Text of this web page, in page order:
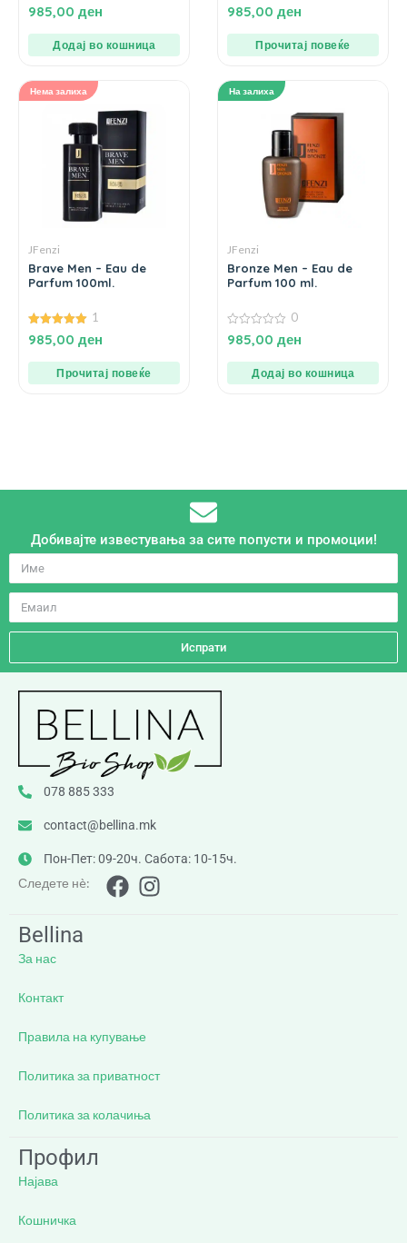
5.00
од 5
985,00 ден
Додај во кошница
0
од
985,00 ден
Прочитај повеќе
Нема залиха
JFenzi
Brave Men – Eau de
Parfum 100ml.
5.00
од 5
1
985,00 ден
Прочитај повеќе
На залиха
JFenzi
Bronze Men – Eau de
Parfum 100 ml.
0
од
0
985,00 ден
Додај во кошница
Добивајте известувања за сите попусти и промоции!
Испрати
078 885 333
contact@bellina.mk
Пон-Пет: 09-20ч. Сабота: 10-15ч.
Следете нè:
Bellina
За нас
Контакт
Правила на купување
Политика за приватност
Политика за колачиња
Профил
Најава
Кошничка